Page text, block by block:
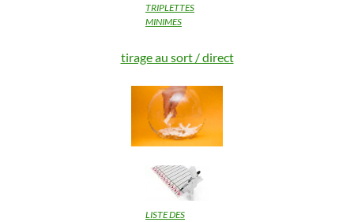
TRIPLETTES
MINIMES
tirage au sort / direct
LISTE DES